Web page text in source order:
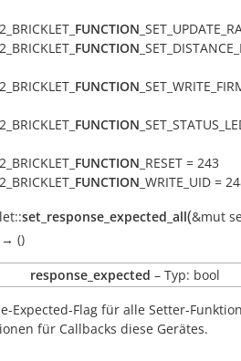
FUNCTION
FUNCTION
FUNCTION
FUNCTION
FUNCTION _RESET = 243
FUNCTION _WRITE_UID =
set_response_expected_all(&mut
→ ()
response_expected – Typ: bool
Expected-Flag für alle Setter-
für Callbacks diese Gerätes.